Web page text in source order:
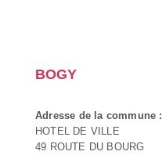
BOGY
Adresse de la commune :
HOTEL DE VILLE
49 ROUTE DU BOURG